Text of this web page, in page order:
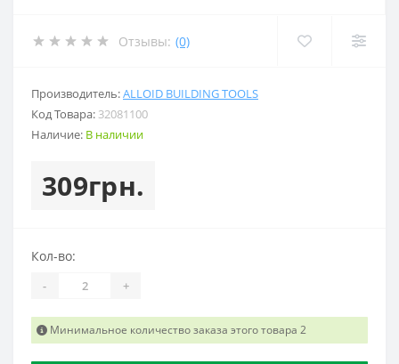
Отзывы: (0)
Производитель:ALLOID BUILDING TOOLS
Код Товара: 32081100
Наличие: В наличии
309грн.
Кол-во:
- +
Минимальное количество заказа этого товара 2